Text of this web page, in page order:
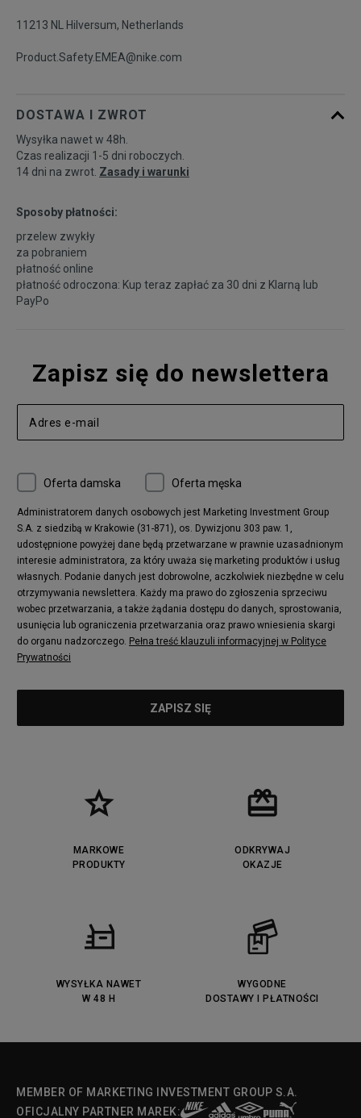
11213 NL Hilversum, Netherlands
Product.Safety.EMEA@nike.com
DOSTAWA I ZWROT
Wysyłka nawet w 48h.
Czas realizacji 1-5 dni roboczych.
14 dni na zwrot. Zasady i warunki
Sposoby płatności:
przelew zwykły
za pobraniem
płatność online
płatność odroczona: Kup teraz zapłać za 30 dni z Klarną lub
PayPo
Zapisz się do newslettera
Oferta damska Oferta męska
Administratorem danych osobowych jest Marketing Investment Group
S.A. z siedzibą w Krakowie (31-871), os. Dywizjonu 303 paw. 1,
udostępnione powyżej dane będą przetwarzane w prawnie uzasadnionym
interesie administratora, za który uważa się marketing produktów i usług
własnych. Podanie danych jest dobrowolne, aczkolwiek niezbędne w celu
otrzymywania newslettera. Każdy ma prawo do zgłoszenia sprzeciwu
wobec przetwarzania, a także żądania dostępu do danych, sprostowania,
usunięcia lub ograniczenia przetwarzania oraz prawo wniesienia skargi
do organu nadzorczego. Pełna treść klauzuli informacyjnej w Polityce
Prywatności
MARKOWE
PRODUKTY
ODKRYWAJ
OKAZJE
WYSYŁKA NAWET
W 48 H
WYGODNE
DOSTAWY I PŁATNOŚCI
MEMBER OF MARKETING INVESTMENT GROUP S.A.
OFICJALNY PARTNER MAREK: